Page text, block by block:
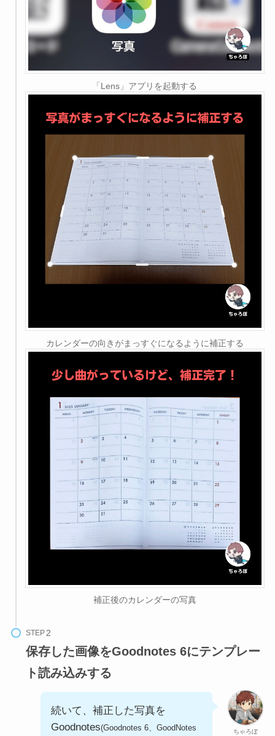
「Lens」アプリを起動する
カレンダーの向きがまっすぐになるように補正する
補正後のカレンダーの写真
STEP
保存した画像をGoodnotes 6にテンプレー
ト読み込みする
ちゃろぼ
続いて、補正した写真を
Goodnotes(Goodnotes 6、GoodNotes